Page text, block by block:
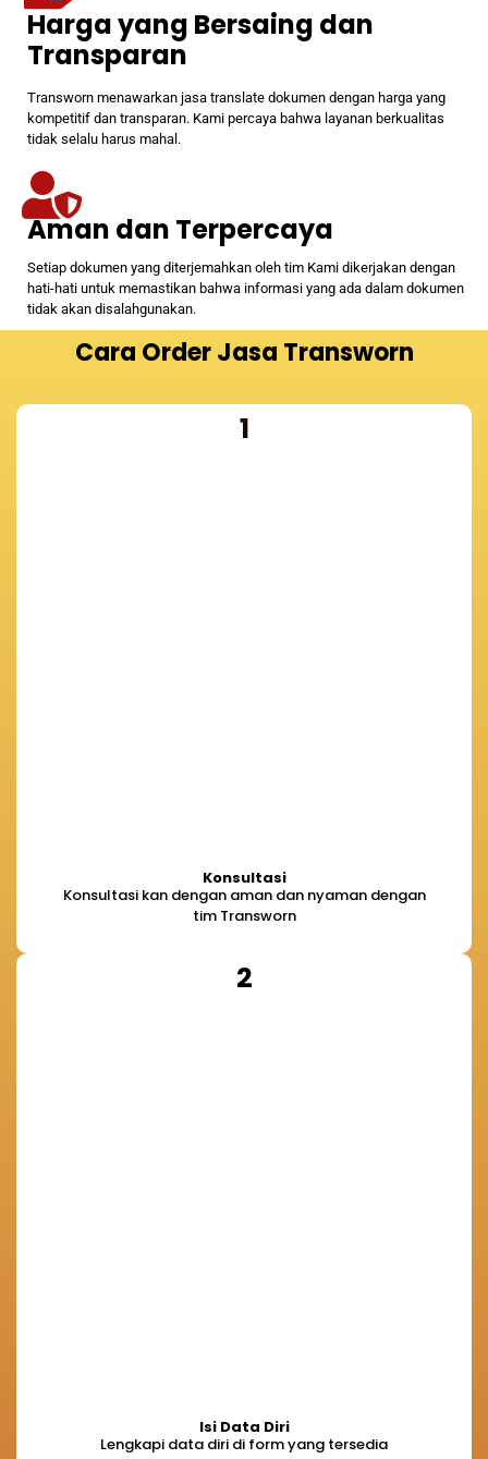
Harga yang Bersaing dan
Transparan
Transworn menawarkan jasa translate dokumen dengan harga yang
kompetitif dan transparan. Kami percaya bahwa layanan berkualitas
tidak selalu harus mahal.
Aman dan Terpercaya
Setiap dokumen yang diterjemahkan oleh tim Kami dikerjakan dengan
hati-hati untuk memastikan bahwa informasi yang ada dalam dokumen
tidak akan disalahgunakan.
Cara Order Jasa Transworn
1
Konsultasi
Konsultasi kan dengan aman dan nyaman dengan
tim Transworn
2
Isi Data Diri
Lengkapi data diri di form yang tersedia